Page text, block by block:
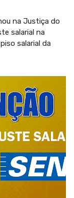
na Justiça do
salarial na
salarial da